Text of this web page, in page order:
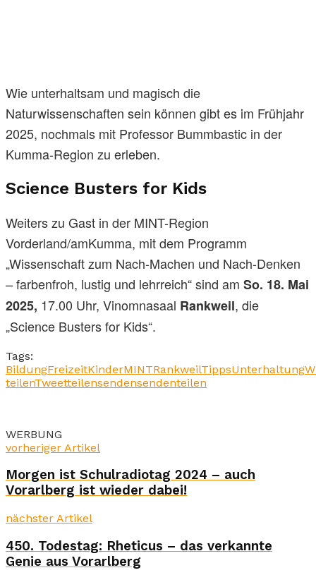
Wie unterhaltsam und magisch die
Naturwissenschaften sein können gibt es im Frühjahr
2025, nochmals mit Professor Bummbastic in der
Kumma-Region zu erleben.
Science Busters for Kids
Weiters zu Gast in der MINT-Region
Vorderland/amKumma, mit dem Programm
„Wissenschaft zum Nach-Machen und Nach-Denken
– farbenfroh, lustig und lehrreich“ sind am So. 18. Mai
2025, 17.00 Uhr, Vinomnasaal Rankweil, die
„Science Busters for Kids“.
Tags:
BildungFreizeitKinderMINTRankweilTippsUnterhaltung
teilenTweetteilensendensendenteilen
WERBUNG
vorheriger Artikel
Morgen ist Schulradiotag 2024 – auch
Vorarlberg ist wieder dabei!
nächster Artikel
450. Todestag: Rheticus – das verkannte
Genie aus Vorarlberg